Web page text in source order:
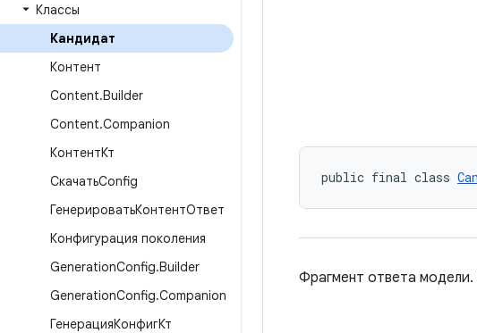
Классы
Кандидат
Контент
Content.Builder
Content.Companion
КонтентКт
СкачатьConfig
ГенерироватьКонтентОтвет
Конфигурация поколения
GenerationConfig.Builder
GenerationConfig.Companion
ГенерацияКонфигКт
public final class
Фрагмент ответа